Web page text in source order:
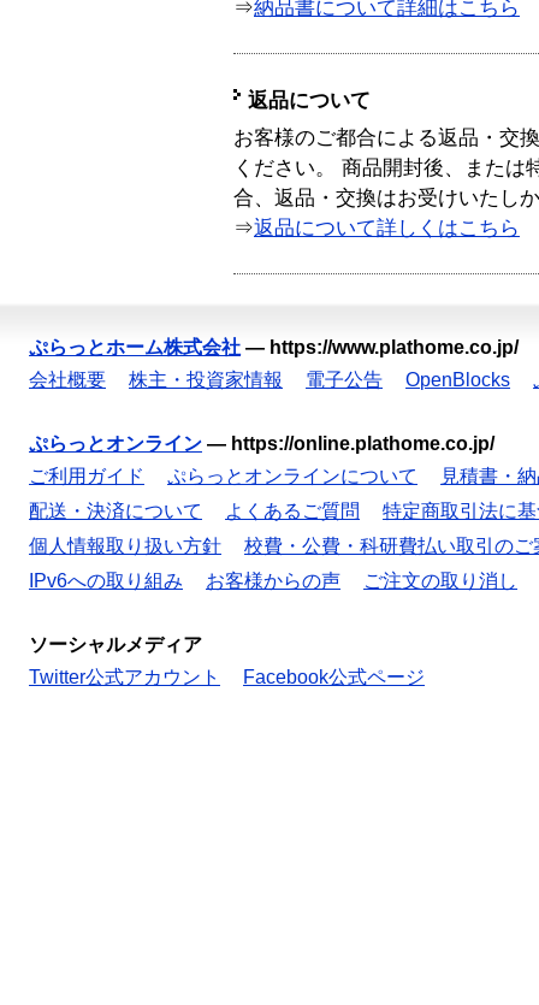
⇒納品書について詳細はこちら
返品について
お客様のご都合による返品・交
ください。 商品開封後、または
合、返品・交換はお受けいたし
⇒返品について詳しくはこちら
ぷらっとホーム株式会社 — https://www.plathome.co.jp/
会社概要
株主・投資家情報 電子公告 OpenBlocks
ぷらっとオンライン — https://online.plathome.co.jp/
ご利用ガイド
ぷらっとオンラインについて
見積書・
配送・決済について
よくあるご質問
特定商取引法に
個人情報取り扱い方針
校費・公費・科研費払い取引のご
IPv6への取り組み
お客様からの声 ご注文の取り消し
ソーシャルメディア
Twitter公式アカウント
Facebook公式ページ